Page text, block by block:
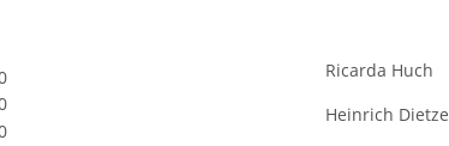
Ricarda Huch
Heinrich Dietze